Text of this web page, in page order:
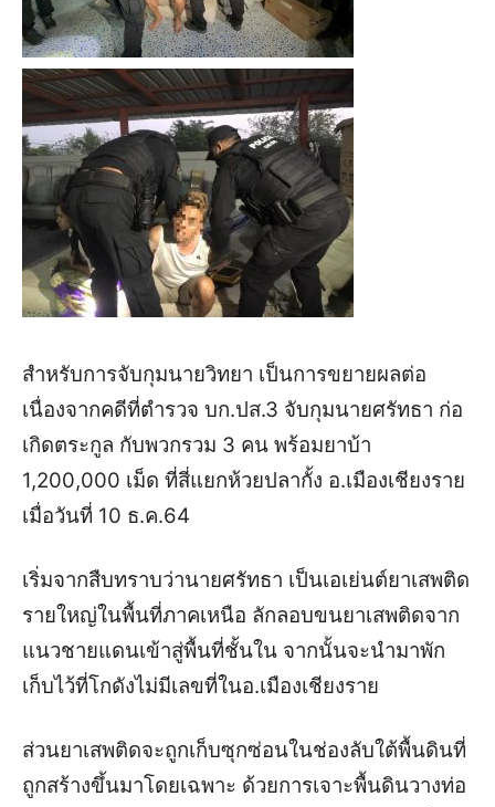
สำหรับการจับกุมนายวิทยา เป็นการขยายผลต่อ
เนื่องจากคดีที่ตำรวจ บก.ปส.3 จับกุมนายศรัทธา ก่อ
เกิดตระกูล กับพวกรวม 3 คน พร้อมยาบ้า
1,200,000 เม็ด ที่สี่แยกห้วยปลากั้ง อ.เมืองเชียงราย
เมื่อวันที่ 10 ธ.ค.64
เริ่มจากสืบทราบว่านายศรัทธา เป็นเอเย่นต์ยาเสพติด
รายใหญ่ในพื้นที่ภาคเหนือ ลักลอบขนยาเสพติดจาก
แนวชายแดนเข้าสู่พื้นที่ชั้นใน จากนั้นจะนำมาพัก
เก็บไว้ที่โกดังไม่มีเลขที่ในอ.เมืองเชียงราย
ส่วนยาเสพติดจะถูกเก็บซุกซ่อนในช่องลับใต้พื้นดินที่
ถูกสร้างขึ้นมาโดยเฉพาะ ด้วยการเจาะพื้นดินวางท่อ